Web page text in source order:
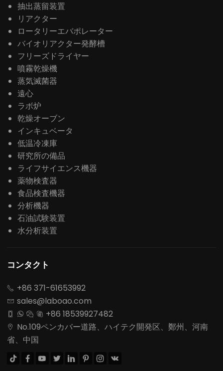
抽出蒸留装置
リアクター
ロータリーエバポレーター
バイオリアクター発酵槽
フリーズドライヤー
噴霧乾燥機
蒸気滅菌器
遠心
ラボ炉
乾燥オーブン
インキュベータ
低温冷凍庫
研究所の備品
ライフサイエンス機器
薬物検査器
食品検査機器
分析機器
石油試験装置
水分析装置
コンタクト
 +86 371-61653992
 sales@laboao.com
    +86 18539927482

No.109ペンカバー道路、ハイテク開発区、鄭州、河南
省、中国
       